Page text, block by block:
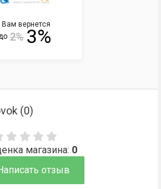
Вам вернется
2% 3%
(0)
отзыв
магазина: 0